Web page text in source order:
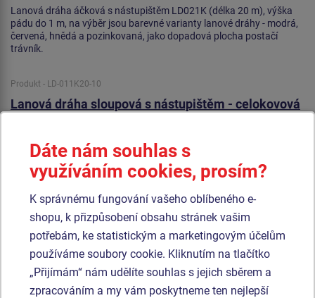
Lanová dráha áčková s nástupištěm LD021K (délka 20 m), výška
pádu do 1 m, na výběr jsou barevné varianty lanové dráhy - modrá,
červená, hnědá a pozinkovaná, jako dopadová plocha postačí
trávník.
Produkt - LD-011K20-10
Lanová dráha sloupová s nástupištěm - celokovová
Dáte nám souhlas s
využíváním cookies, prosím?
K správnému fungování vašeho oblíbeného e-
shopu, k přizpůsobení obsahu stránek vašim
potřebám, ke statistickým a marketingovým účelům
používáme soubory cookie. Kliknutím na tlačítko
„Přijímám“ nám udělíte souhlas s jejich sběrem a
zpracováním a my vám poskytneme ten nejlepší